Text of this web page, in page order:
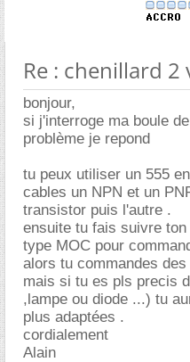
Re : chenillard 2
bonjour,
si j'interroge ma boule
problème je repond
tu peux utiliser un 555
cables un NPN et un
transistor puis l'autre .
ensuite tu fais suivre
type MOC pour
alors tu commandes
mais si tu es pls precis
,lampe ou diode ...) tu
plus adaptées .
cordialement
Alain